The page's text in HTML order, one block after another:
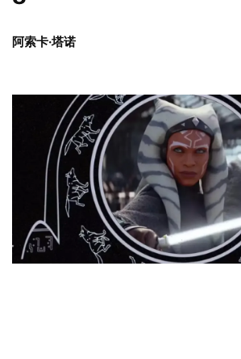
阿索卡·塔诺